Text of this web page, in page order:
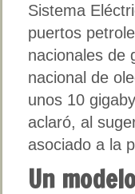
Sistema
puertos
nacionales de
nacional de
unos 10
aclaró, al
asociado a la
Un